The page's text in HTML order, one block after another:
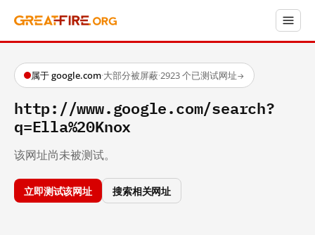
属于 google.com·大部分被屏蔽·2923 个已测试网址→
http://www.google.com/search?
q=Ella%20Knox
该网址尚未被测试。
立即测试该网址 搜索相关网址